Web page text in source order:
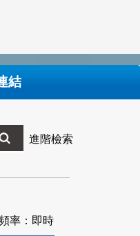
結
進階檢索
率：即時